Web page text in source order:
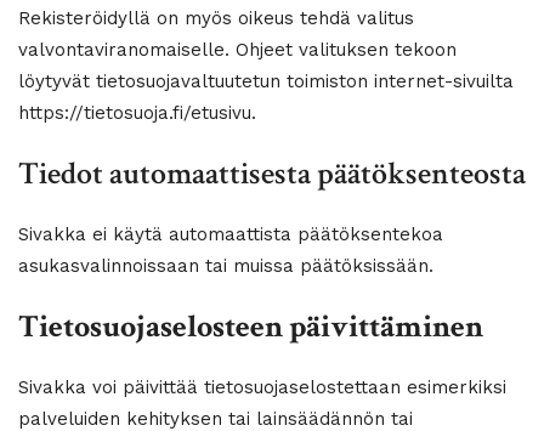
Rekisteröidyllä on myös oikeus tehdä valitus
valvontaviranomaiselle. Ohjeet valituksen tekoon
löytyvät tietosuojavaltuutetun toimiston internet-sivuilta
https://tietosuoja.fi/etusivu.
Tiedot automaattisesta päätöksenteosta
Sivakka ei käytä automaattista päätöksentekoa
asukasvalinnoissaan tai muissa päätöksissään.
Tietosuojaselosteen päivittäminen
Sivakka voi päivittää tietosuojaselostettaan esimerkiksi
palveluiden kehityksen tai lainsäädännön tai